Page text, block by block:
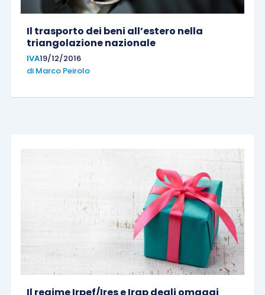
Il trasporto dei beni all’estero nella
triangolazione nazionale
IVA19/12/2016
di Marco Peirolo